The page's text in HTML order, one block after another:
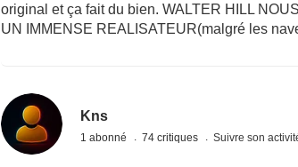
original et ça fait du bien. WALTER HILL
UN IMMENSE REALISATEUR(malgré les
Kns
1 abonné 74 critiques Suivre son